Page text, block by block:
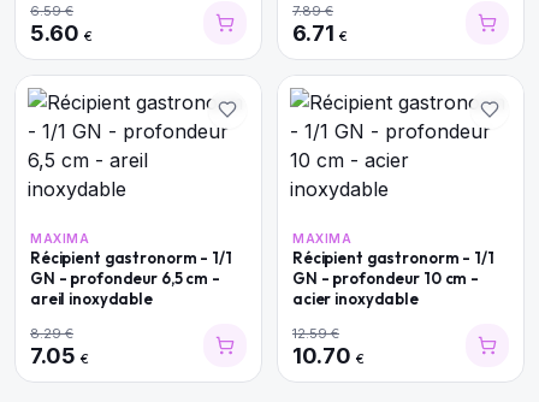
6.59€
5.60 €
7.89€
6.71 €
MAXIMA
Récipient gastronorm - 1/1
GN - profondeur 6,5 cm -
areil inoxydable
8.29€
7.05 €
MAXIMA
Récipient gastronorm - 1/1
GN - profondeur 10 cm -
acier inoxydable
12.59€
10.70 €